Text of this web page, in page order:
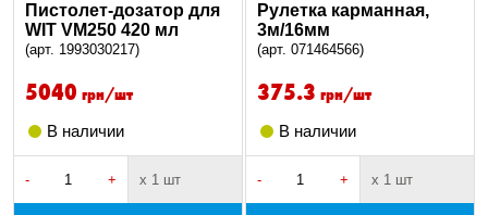
Пистолет-дозатор для
WIT VM250 420 мл
(арт. 1993030217)
5040 грн/шт
В наличии
- + х 1 шт
Рулетка карманная,
3м/16мм
(арт. 071464566)
375.3 грн/шт
В наличии
- + х 1 шт